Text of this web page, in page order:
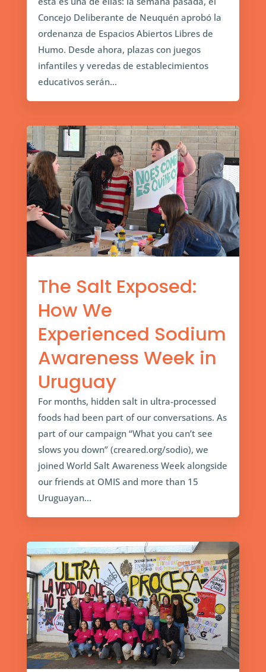
Concejo Deliberante de Neuquén aprobó la
ordenanza de Espacios Abiertos Libres de
Humo. Desde ahora, plazas con juegos
infantiles y veredas de establecimientos
educativos serán...
The Salt Exposed:
How We
Experienced Sodium
Awareness Week in
Uruguay
For months, hidden salt in ultra-processed
foods had been part of our conversations. As
part of our campaign “What you can’t see
slows you down” (creared.org/sodio), we
joined World Salt Awareness Week alongside
our friends at OMIS and more than 15
Uruguayan...